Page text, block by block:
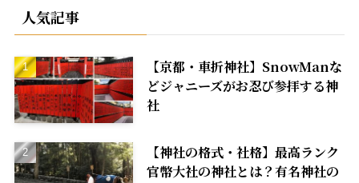
人気記事
【京都・車折神社】SnowManな
どジャニーズがお忍び参拝する神
社
【神社の格式・社格】最高ランク
官幣大社の神社とは？有名神社の